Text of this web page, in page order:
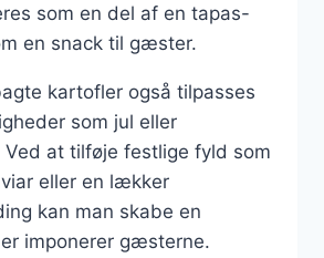
som en del af en tapas-
en snack til gæster.
kartofler også tilpasses
som jul eller
at tilføje festlige fyld som
eller en lækker
kan man skabe en
imponerer gæsterne.